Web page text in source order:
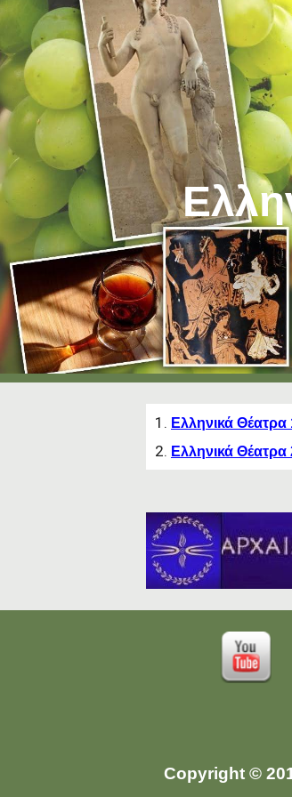
Skip to main content
Ελληνικά Θέατρα
Ελληνικά Θέατρα
Copyright ©